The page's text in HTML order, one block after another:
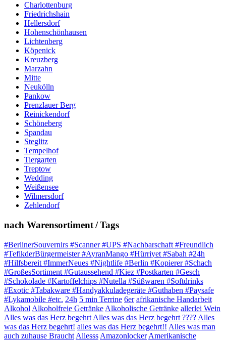
Charlottenburg
Friedrichshain
Hellersdorf
Hohenschönhausen
Lichtenberg
Köpenick
Kreuzberg
Marzahn
Mitte
Neukölln
Pankow
Prenzlauer Berg
Reinickendorf
Schöneberg
Spandau
Steglitz
Tempelhof
Tiergarten
Treptow
Wedding
Weißensee
Wilmersdorf
Zehlendorf
nach Warensortiment / Tags
#BerlinerSouvernirs #Scanner #UPS #Nachbarschaft #Freundlich
#TefikderBürgermeister #AyranMango #Hürriyet #Sabah #24h
#Hilfsbereit #ImmerNeues #Nightlife #Berlin #Kopierer #Schach
#GroßesSortiment #Gutaussehend #Kiez #Postkarten #Gesch
#Schokolade #Kartoffelchips #Nutella #Süßwaren #Softdrinks
#Exotic #Tabakware #Handyakkuladegeräte #Guthaben #Paysafe
#Lykamobile #etc. 24h 5 min Terrine 6er afrikanische Handarbeit
Alkohol Alkoholfreie Getränke Alkoholische Getränke allerlei Wein
Alles was das Herz begehrt Alles was das Herz begehrt ???? Alles
was das Herz begehrt! alles was das Herz begehrt!! Alles was man
auch zuhause Braucht Allesss Amazonlocker Amerikanische